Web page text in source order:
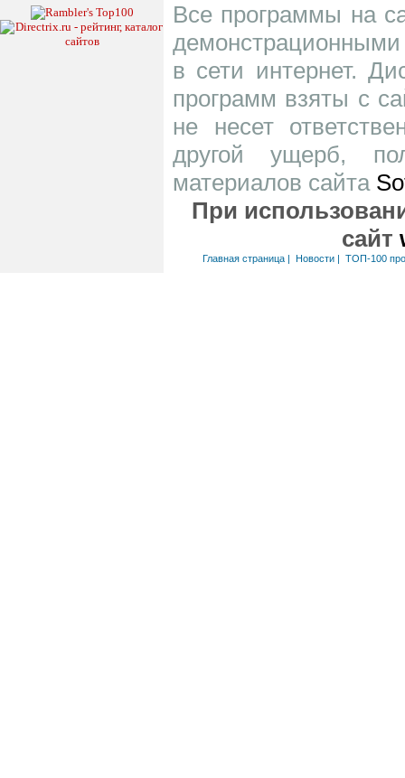
Все программы на
в сети интернет.
программ взяты с
не несет
другой ущерб,
материалов сайта
При
сайт
Главная страница| Новости| ТОП-100